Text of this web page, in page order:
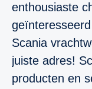
enthousiaste
Scania
juiste adres!
producten en